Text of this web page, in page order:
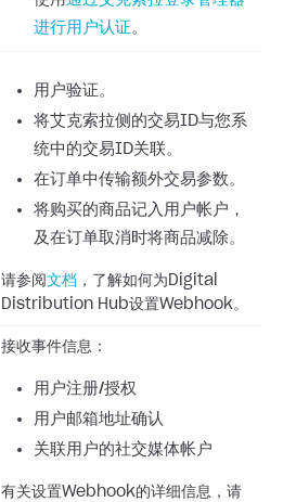
进行用户认证。
用户验证。
将艾克索拉侧的交易ID与您系
统中的交易ID关联。
在订单中传输额外交易参数。
将购买的商品记入用户帐户，
及在订单取消时将商品减除。
请参阅 文档 ，了解如何为Digital
Distribution Hub设置Webhook。
接收事件信息：
用户注册/授权
用户邮箱地址确认
关联用户的社交媒体帐户
有关设置Webhook的详细信息，请